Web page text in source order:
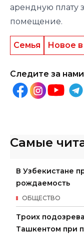
арендную плату
помещение.
Семья Новое
Следите за
Самые
В Узбекистане
рождаемость
ОБЩЕСТВО
Троих
Ташкентом при